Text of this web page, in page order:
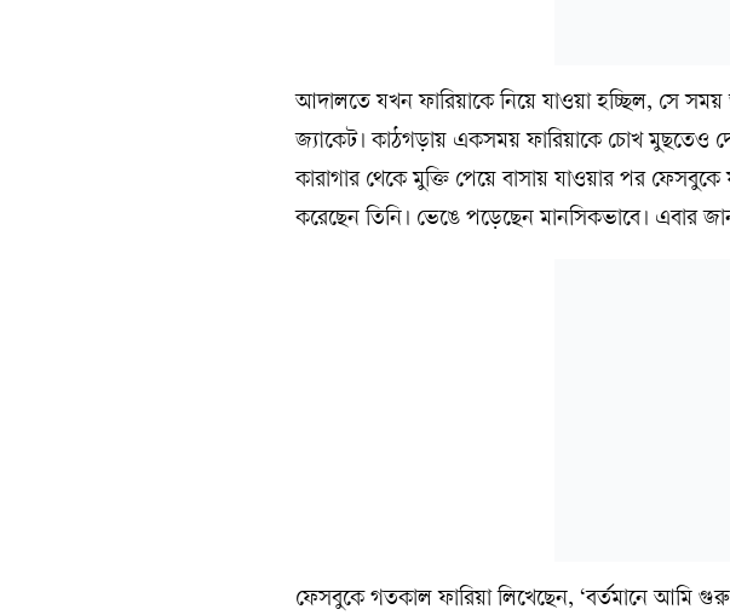
আদালতে যখন ফারিয়াকে নিয়ে যাওয়া হচ্ছিল, সে
জ্যাকেট। কাঠগড়ায় একসময় ফারিয়াকে চোখ মুছতেও
কারাগার থেকে মুক্তি পেয়ে বাসায় যাওয়ার পর
করেছেন তিনি। ভেঙে পড়েছেন মানসিকভাবে। এবার
ফেসবুকে গতকাল ফারিয়া লিখেছেন, ‘বর্তমানে আমি